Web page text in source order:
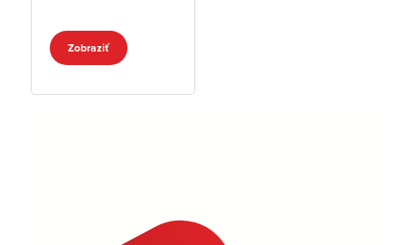
Zobraziť